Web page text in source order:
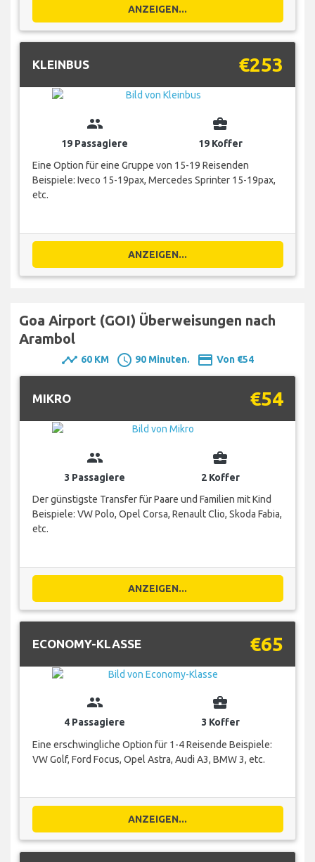
ANZEIGEN...
KLEINBUS €253
group
19 Passagiere
business_center
19 Koffer
Eine Option für eine Gruppe von 15-19 Reisenden
Beispiele: Iveco 15-19pax, Mercedes Sprinter 15-19pax,
etc.
ANZEIGEN...
Goa Airport (GOI) Überweisungen nach
Arambol
timeline 60 KM schedule 90 Minuten. payment Von €54
MIKRO €54
group
3 Passagiere
business_center
2 Koffer
Der günstigste Transfer für Paare und Familien mit Kind
Beispiele: VW Polo, Opel Corsa, Renault Clio, Skoda Fabia,
etc.
ANZEIGEN...
ECONOMY-KLASSE €65
group
4 Passagiere
business_center
3 Koffer
Eine erschwingliche Option für 1-4 Reisende Beispiele:
VW Golf, Ford Focus, Opel Astra, Audi A3, BMW 3, etc.
ANZEIGEN...